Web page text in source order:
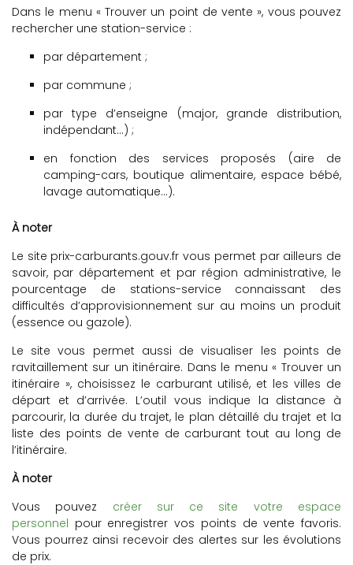
Dans le menu « Trouver un point de vente », vous pouvez
rechercher une station-service :
par département ;
par commune ;
par type d’enseigne (major, grande distribution,
indépendant...) ;
en fonction des services proposés (aire de
camping-cars, boutique alimentaire, espace bébé,
lavage automatique...).
À noter
Le site prix-carburants.gouv.fr vous permet par ailleurs de
savoir, par département et par région administrative, le
pourcentage de stations-service connaissant des
difficultés d’approvisionnement sur au moins un produit
(essence ou gazole).
Le site vous permet aussi de visualiser les points de
ravitaillement sur un itinéraire. Dans le menu « Trouver un
itinéraire », choisissez le carburant utilisé, et les villes de
départ et d’arrivée. L’outil vous indique la distance à
parcourir, la durée du trajet, le plan détaillé du trajet et la
liste des points de vente de carburant tout au long de
l’itinéraire.
À noter
Vous pouvez créer sur ce site votre espace
personnel pour enregistrer vos points de vente favoris.
Vous pourrez ainsi recevoir des alertes sur les évolutions
de prix.